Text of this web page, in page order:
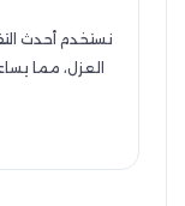
نستخدم أحدث
العزل، مما